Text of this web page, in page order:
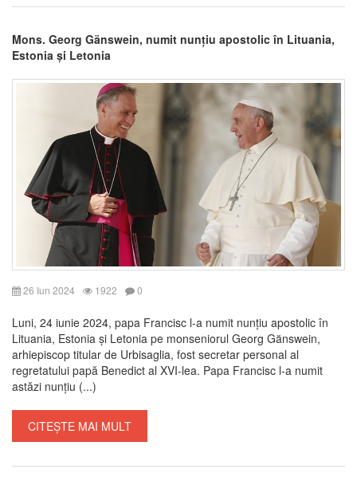
Mons. Georg Gänswein, numit nunțiu apostolic în Lituania,
Estonia și Letonia
26 Iun 2024 1922 0
Luni, 24 iunie 2024, papa Francisc l-a numit nunțiu apostolic în
Lituania, Estonia și Letonia pe monseniorul Georg Gänswein,
arhiepiscop titular de Urbisaglia, fost secretar personal al
regretatului papă Benedict al XVI-lea. Papa Francisc l-a numit
astăzi nunțiu (...)
CITEȘTE MAI MULT